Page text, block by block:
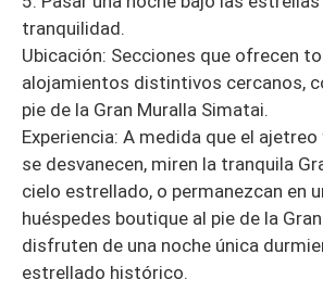
tranquilidad.
Ubicación: Secciones que ofrecen
alojamientos distintivos cercanos,
pie de la Gran Muralla Simatai.
Experiencia: A medida que el
se desvanecen, miren la tranquila
cielo estrellado, o permanezcan en
huéspedes boutique al pie de la
disfruten de una noche única
estrellado histórico.